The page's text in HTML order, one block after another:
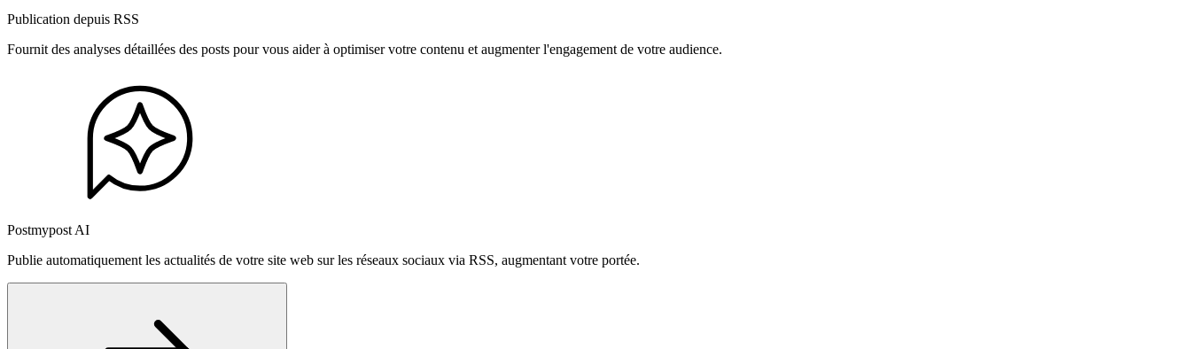
Publication depuis RSS
Fournit des analyses détaillées des posts pour vous aider à optimiser votre contenu et augmenter l'engagement de votre audience.
Postmypost AI
Publie automatiquement les actualités de votre site web sur les réseaux sociaux via RSS, augmentant votre portée.